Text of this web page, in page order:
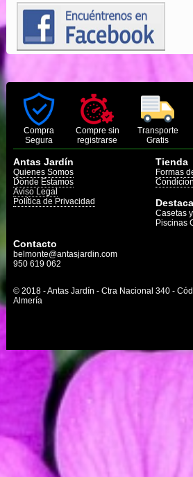
Compra
Segura
Compre sin
registrarse
Transporte
Gratis
Antas Jardín
Quienes Somos
Dónde Estamos
Aviso Legal
Política de Privacidad
Tienda
Formas
Casetas
Piscinas
Contacto
belmonte@antasjardin.com
950 619 062
© 2018 - Antas Jardín - Ctra Nacional 340 -
Almería